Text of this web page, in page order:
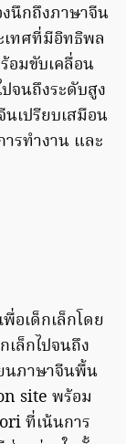
นึกถึงภาษาจีน
เทศที่มีอิทธิพล
อมขับเคลื่อน
จนถึงระดับสูง
เปรียบเสมือน
รทำงาน และ
อเด็กเล็กโดย
ล็กไปจนถึง
นภาษาจีนพื้น
site พร้อม
ที่เน้นการ